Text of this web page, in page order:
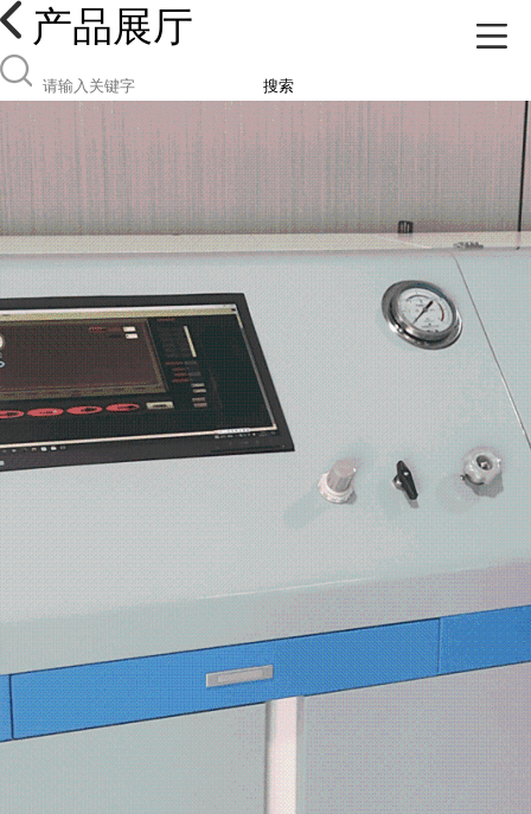
产品展厅
搜索